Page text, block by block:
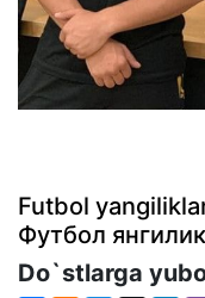
Futbol
Футбол
Do`stlarga